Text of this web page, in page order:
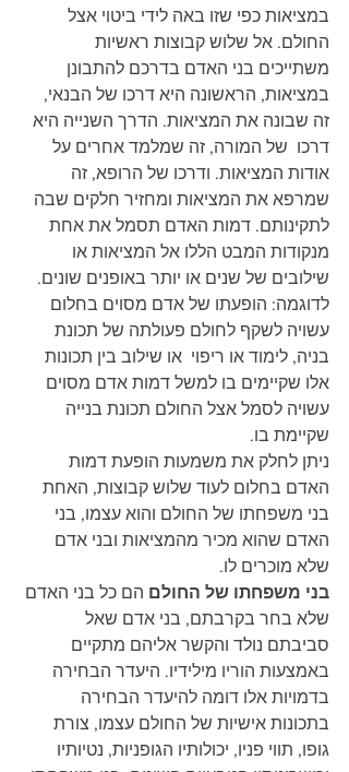
במציאות כפי שזו באה לידי ביטוי אצל
החולם. אל שלוש קבוצות ראשיות
משתייכים בני האדם בדרכם להתבונן
במציאות, הראשונה היא דרכו של הבנאי,
זה שבונה את המציאות. הדרך השנייה היא
דרכו  של המורה, זה שמלמד אחרים על
אודות המציאות. ודרכו של הרופא, זה
שמרפא את המציאות ומחזיר חלקים שבה
לתקינותם. דמות האדם תסמל את אחת
מנקודות המבט הללו אל המציאות או
שילובים של שנים או יותר באופנים שונים.
לדוגמה: הופעתו של אדם מסוים בחלום
עשויה לשקף לחולם פעולתה של תכונת
בניה, לימוד או ריפוי  או שילוב בין תכונות
אלו שקיימים בו למשל דמות אדם מסוים
עשויה לסמל אצל החולם תכונת בנייה
שקיימת בו.
ניתן לחלק את משמעות הופעת דמות
האדם בחלום לעוד שלוש קבוצות, האחת
בני משפחתו של החולם והוא עצמו, בני
האדם שהוא מכיר מהמציאות ובני אדם
שלא מוכרים לו.
בני משפחתו של החולם הם כל בני האדם
שלא בחר בקרבתם, בני אדם שאל
סביבתם נולד והקשר אליהם מתקיים
באמצעות הוריו מילידיו. היעדר הבחירה
בדמויות אלו דומה להיעדר הבחירה
בתכונות אישיות של החולם עצמו, צורת
גופו, תווי פניו, יכולותיו הגופניות, נטיותיו